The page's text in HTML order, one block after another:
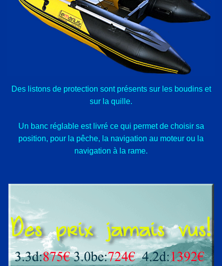
Des listons de protection sont présents sur les boudins et
sur la quille.
Un banc réglable est livré ce qui permet de choisir sa
position, pour la pêche, la navigation au moteur ou la
navigation à la rame.